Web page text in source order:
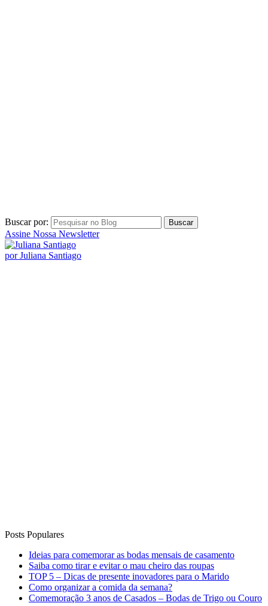
Buscar por:
Assine Nossa Newsletter
por Juliana Santiago
Posts Populares
Ideias para comemorar as bodas mensais de casamento
Saiba como tirar e evitar o mau cheiro das roupas
TOP 5 – Dicas de presente inovadores para o Marido
Como organizar a comida da semana?
Comemoração 3 anos de Casados – Bodas de Trigo ou Couro